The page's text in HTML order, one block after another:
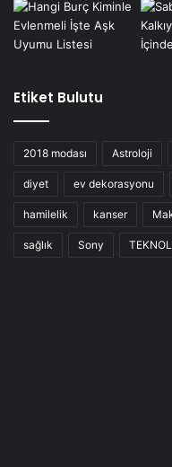
Etiket Bulutu
2018 modası Astroloji
diyet ev dekorasyonu
hamilelik kanser
sağlık Sony